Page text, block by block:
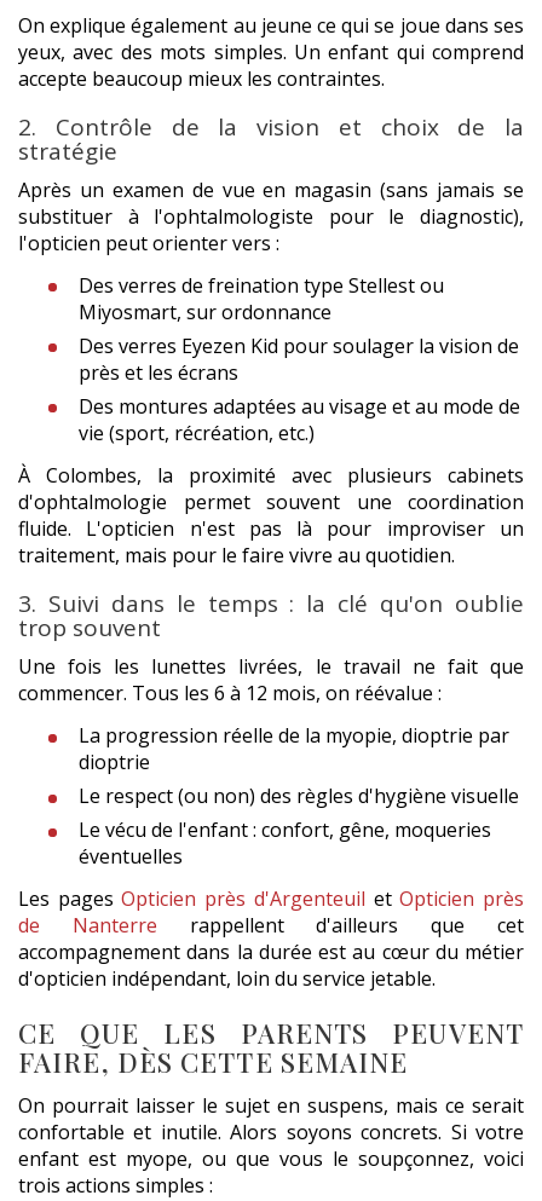
On explique également au jeune ce qui se joue dans ses
yeux, avec des mots simples. Un enfant qui comprend
accepte beaucoup mieux les contraintes.
2. Contrôle de la vision et choix de la
stratégie
Après un examen de vue en magasin (sans jamais se
substituer à l'ophtalmologiste pour le diagnostic),
l'opticien peut orienter vers :
Des verres de freination type Stellest ou
Miyosmart, sur ordonnance
Des verres Eyezen Kid pour soulager la vision de
près et les écrans
Des montures adaptées au visage et au mode de
vie (sport, récréation, etc.)
À Colombes, la proximité avec plusieurs cabinets
d'ophtalmologie permet souvent une coordination
fluide. L'opticien n'est pas là pour improviser un
traitement, mais pour le faire vivre au quotidien.
3. Suivi dans le temps : la clé qu'on oublie
trop souvent
Une fois les lunettes livrées, le travail ne fait que
commencer. Tous les 6 à 12 mois, on réévalue :
La progression réelle de la myopie, dioptrie par
dioptrie
Le respect (ou non) des règles d'hygiène visuelle
Le vécu de l'enfant : confort, gêne, moqueries
éventuelles
Les pagesOpticien près d'Argenteuil etOpticien près
de Nanterre rappellent d'ailleurs que cet
accompagnement dans la durée est au cœur du métier
d'opticien indépendant, loin du service jetable.
CE QUE LES PARENTS PEUVENT
FAIRE, DÈS CETTE SEMAINE
On pourrait laisser le sujet en suspens, mais ce serait
confortable et inutile. Alors soyons concrets. Si votre
enfant est myope, ou que vous le soupçonnez, voici
trois actions simples :